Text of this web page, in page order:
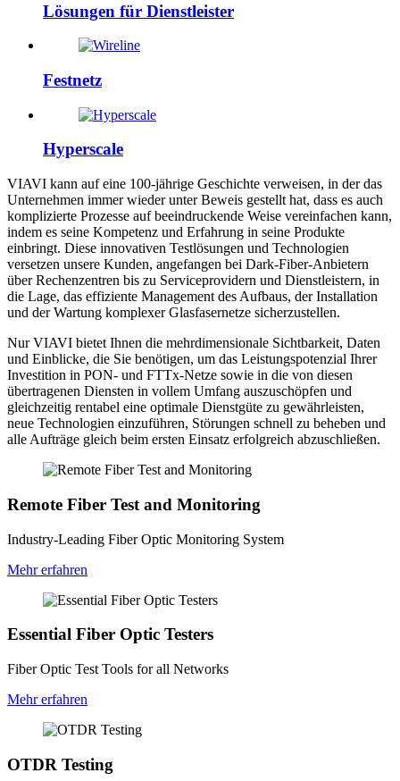
Lösungen für Dienstleister
Festnetz
Hyperscale
VIAVI kann auf eine 100-jährige Geschichte verweisen, in der das
Unternehmen immer wieder unter Beweis gestellt hat, dass es auch
komplizierte Prozesse auf beeindruckende Weise vereinfachen kann,
indem es seine Kompetenz und Erfahrung in seine Produkte
einbringt. Diese innovativen Testlösungen und Technologien
versetzen unsere Kunden, angefangen bei Dark-Fiber-Anbietern
über Rechenzentren bis zu Serviceprovidern und Dienstleistern, in
die Lage, das effiziente Management des Aufbaus, der Installation
und der Wartung komplexer Glasfasernetze sicherzustellen.
Nur VIAVI bietet Ihnen die mehrdimensionale Sichtbarkeit, Daten
und Einblicke, die Sie benötigen, um das Leistungspotenzial Ihrer
Investition in PON- und FTTx-Netze sowie in die von diesen
übertragenen Diensten in vollem Umfang auszuschöpfen und
gleichzeitig rentabel eine optimale Dienstgüte zu gewährleisten,
neue Technologien einzuführen, Störungen schnell zu beheben und
alle Aufträge gleich beim ersten Einsatz erfolgreich abzuschließen.
Remote Fiber Test and Monitoring
Industry-Leading Fiber Optic Monitoring System
Mehr erfahren
Essential Fiber Optic Testers
Fiber Optic Test Tools for all Networks
Mehr erfahren
OTDR Testing